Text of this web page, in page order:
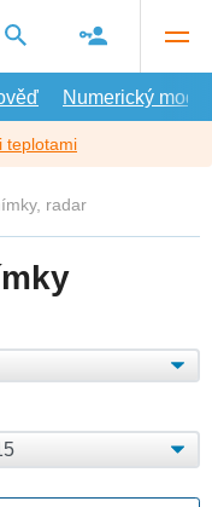
Numerický model
teplotami
radar